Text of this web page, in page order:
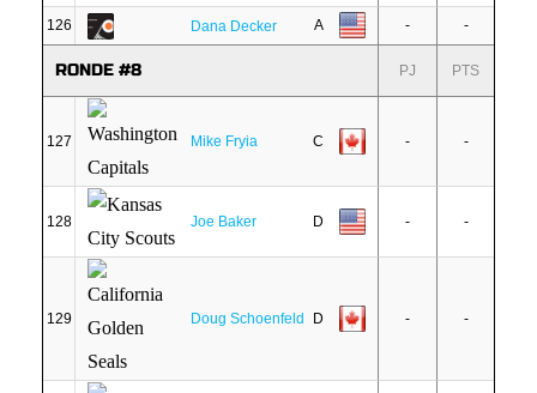
126 Dana Decker A - -
RONDE #8 PJ PTS
127 Mike Fryia C - -
128 Joe Baker D - -
129 Doug Schoenfeld D - -